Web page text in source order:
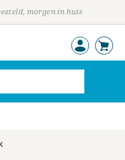
morgen in huis